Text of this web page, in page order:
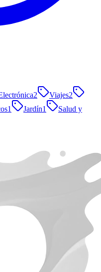
2 Viajes2
1 Jardín1
Salud y